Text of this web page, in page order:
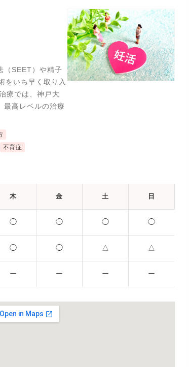
（SEET）や精子
をいち早く取り入
療では、神戸大
最高レベルの治療
不育症
木 金 土 日
◯ ◯ ◯ ◯
◯ ◯ △ △
ー ー ー ー